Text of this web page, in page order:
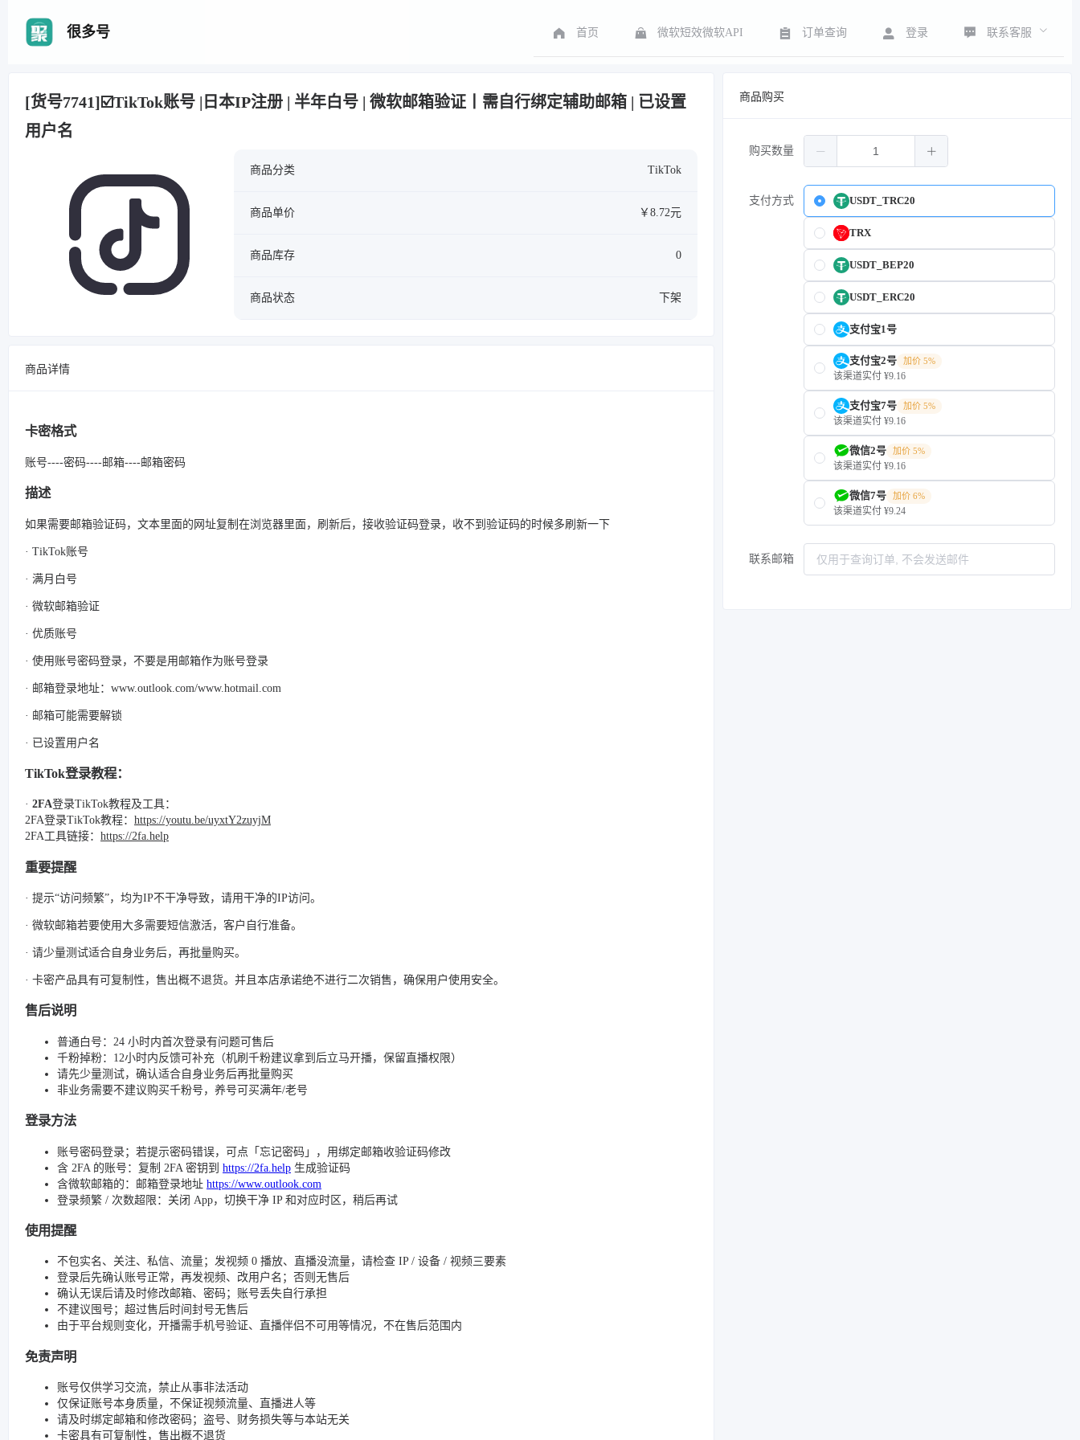
很多号 首页 微软短效微软API 订单查询 登录 联系客服
[货号7741]☑️TikTok账号 |日本IP注册 | 半年白号 | 微软邮箱验证丨需自行绑定辅助邮箱 | 已设置
用户名
商品分类 TikTok
商品单价 ￥8.72元
商品库存 0
商品状态 下架
商品详情
卡密格式
账号----密码----邮箱----邮箱密码
描述
如果需要邮箱验证码，文本里面的网址复制在浏览器里面，刷新后，接收验证码登录，收不到验证码的时候多刷新一下
· TikTok账号
· 满月白号
· 微软邮箱验证
· 优质账号
· 使用账号密码登录，不要是用邮箱作为账号登录
· 邮箱登录地址：www.outlook.com/www.hotmail.com
· 邮箱可能需要解锁
· 已设置用户名
TikTok登录教程：
· 2FA登录TikTok教程及工具：
2FA登录TikTok教程： https://youtu.be/uyxtY2zuyjM
2FA工具链接： https://2fa.help
重要提醒
· 提示“访问频繁”，均为IP不干净导致，请用干净的IP访问。
· 微软邮箱若要使用大多需要短信激活，客户自行准备。
· 请少量测试适合自身业务后，再批量购买。
· 卡密产品具有可复制性，售出概不退货。并且本店承诺绝不进行二次销售，确保用户使用安全。
售后说明
普通白号：24 小时内首次登录有问题可售后
千粉掉粉：12小时内反馈可补充（机刷千粉建议拿到后立马开播，保留直播权限）
请先少量测试，确认适合自身业务后再批量购买
非业务需要不建议购买千粉号，养号可买满年/老号
登录方法
账号密码登录；若提示密码错误，可点「忘记密码」，用绑定邮箱收验证码修改
含 2FA 的账号：复制 2FA 密钥到 https://2fa.help 生成验证码
含微软邮箱的：邮箱登录地址 https://www.outlook.com
登录频繁 / 次数超限：关闭 App，切换干净 IP 和对应时区，稍后再试
使用提醒
不包实名、关注、私信、流量；发视频 0 播放、直播没流量，请检查 IP / 设备 / 视频三要素
登录后先确认账号正常，再发视频、改用户名；否则无售后
确认无误后请及时修改邮箱、密码；账号丢失自行承担
不建议囤号；超过售后时间封号无售后
由于平台规则变化，开播需手机号验证、直播伴侣不可用等情况，不在售后范围内
免责声明
账号仅供学习交流，禁止从事非法活动
仅保证账号本身质量，不保证视频流量、直播进人等
请及时绑定邮箱和修改密码；盗号、财务损失等与本站无关
卡密具有可复制性，售出概不退货
商品购买
购买数量
支付方式 USDT_TRC20
TRX
USDT_BEP20
USDT_ERC20
支付宝1号
支付宝2号 加价 5%
该渠道实付 ¥9.16
支付宝7号 加价 5%
该渠道实付 ¥9.16
微信2号 加价 5%
该渠道实付 ¥9.16
微信7号 加价 6%
该渠道实付 ¥9.24
联系邮箱